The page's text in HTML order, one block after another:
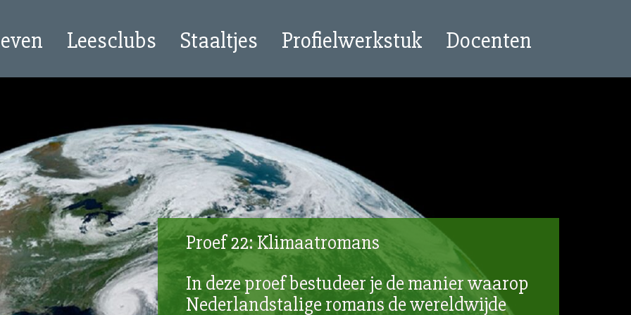
Leesclubs Staaltjes Profielwerkstuk Docenten
Proef 22: Klimaatromans
In deze proef bestudeer je de manier waarop
Nederlandstalige romans de wereldwijde